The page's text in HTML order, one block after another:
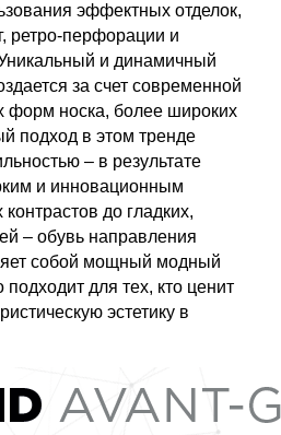
эффектных отделок,
ретро-перфорации и
и динамичный
за счет современной
форм носка, более широких
подход в этом тренде
– в результате
и инновационным
до гладких,
– обувь направления
собой мощный модный
для тех, кто ценит
эстетику в